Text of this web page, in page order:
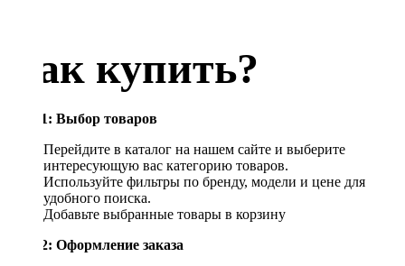
Как купить?
Шаг 1: Выбор товаров
Перейдите в каталог на нашем сайте и выберите
интересующую вас категорию товаров.
Используйте фильтры по бренду, модели и цене для
удобного поиска.
Добавьте выбранные товары в корзину
Шаг 2: Оформление заказа